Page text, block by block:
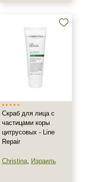
Скраб для лица с
частицами коры
цитрусовых - Line
Repair
Christina, Израиль